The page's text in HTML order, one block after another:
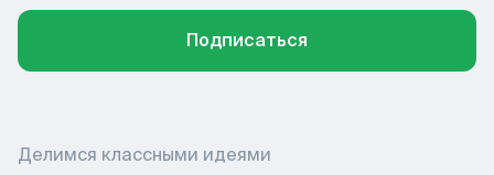
Подписаться
Делимся классными идеями